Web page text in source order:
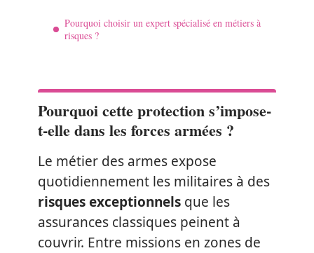
Pourquoi choisir un expert spécialisé en métiers à
risques ?
Pourquoi cette protection s’impose-
t-elle dans les forces armées ?
Le métier des armes expose
quotidiennement les militaires à des
risques exceptionnels que les
assurances classiques peinent à
couvrir. Entre missions en zones de